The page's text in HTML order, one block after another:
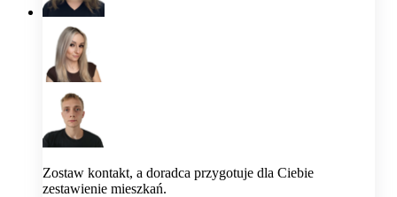
Zostaw kontakt, a doradca przygotuje dla Ciebie
zestawienie mieszkań.